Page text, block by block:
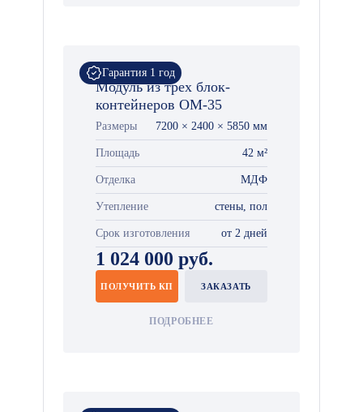
Гарантия 1 год
Модуль из трех блок-
контейнеров ОМ-35
Размеры 7200 × 2400 × 5850 мм
Площадь 42 м²
Отделка МДФ
Утепление стены, пол
Срок изготовления от 2 дней
1 024 000 руб.
ПОЛУЧИТЬ КП ЗАКАЗАТЬ
ПОДРОБНЕЕ